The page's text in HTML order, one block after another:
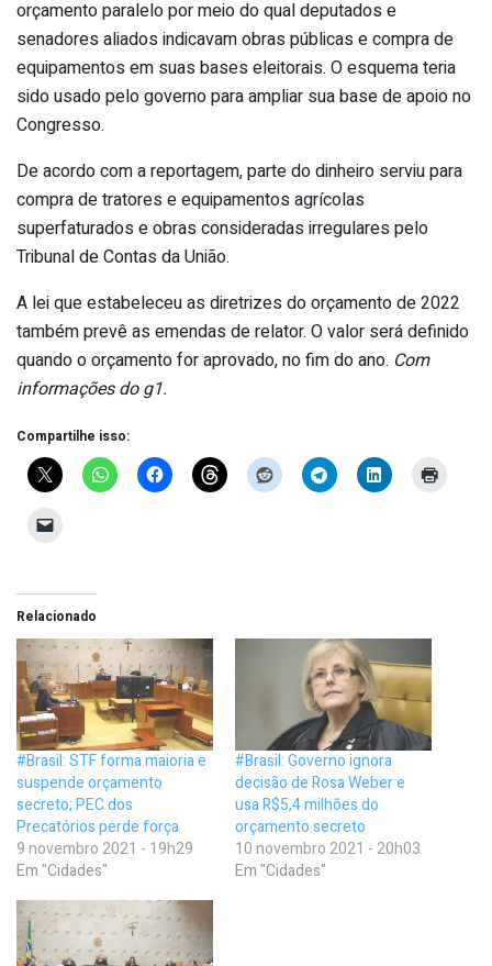
orçamento paralelo por meio do qual deputados e
senadores aliados indicavam obras públicas e compra de
equipamentos em suas bases eleitorais. O esquema teria
sido usado pelo governo para ampliar sua base de apoio no
Congresso.
De acordo com a reportagem, parte do dinheiro serviu para
compra de tratores e equipamentos agrícolas
superfaturados e obras consideradas irregulares pelo
Tribunal de Contas da União.
A lei que estabeleceu as diretrizes do orçamento de 2022
também prevê as emendas de relator. O valor será definido
quando o orçamento for aprovado, no fim do ano. Com
informações do g1.
Compartilhe isso:
Relacionado
#Brasil: STF forma maioria e
suspende orçamento
secreto; PEC dos
Precatórios perde força
9 novembro 2021 - 19h29
Em "Cidades"
#Brasil: Governo ignora
decisão de Rosa Weber e
usa R$5,4 milhões do
orçamento secreto
10 novembro 2021 - 20h03
Em "Cidades"